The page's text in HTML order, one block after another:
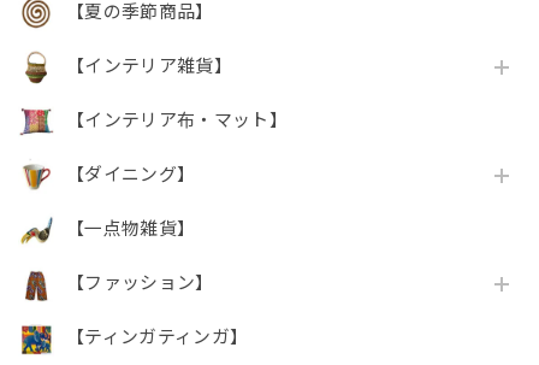
【夏の季節商品】
【インテリア雑貨】
【インテリア布・マット】
【ダイニング】
【一点物雑貨】
【ファッション】
【ティンガティンガ】